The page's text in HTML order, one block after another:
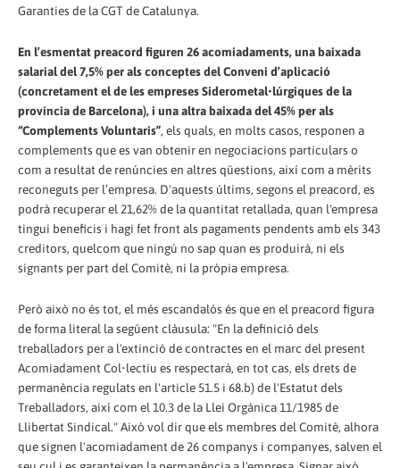
Garanties de la CGT de Catalunya.
En l’esmentat preacord figuren 26 acomiadaments, una baixada
salarial del 7,5% per als conceptes del Conveni d’aplicació
(concretament el de les empreses Siderometal•lúrgiques de la
província de Barcelona), i una altra baixada del 45% per als
“Complements Voluntaris”, els quals, en molts casos, responen a
complements que es van obtenir en negociacions particulars o
com a resultat de renúncies en altres qüestions, així com a mèrits
reconeguts per l’empresa. D'aquests últims, segons el preacord, es
podrà recuperar el 21,62% de la quantitat retallada, quan l'empresa
tingui beneficis i hagi fet front als pagaments pendents amb els 343
creditors, quelcom que ningú no sap quan es produirà, ni els
signants per part del Comitè, ni la pròpia empresa.
Però això no és tot, el més escandalós és que en el preacord figura
de forma literal la següent clàusula: "En la definició dels
treballadors per a l'extinció de contractes en el marc del present
Acomiadament Col•lectiu es respectarà, en tot cas, els drets de
permanència regulats en l'article 51.5 i 68.b) de l'Estatut dels
Treballadors, així com el 10.3 de la Llei Orgànica 11/1985 de
Llibertat Sindical." Això vol dir que els membres del Comitè, alhora
que signen l'acomiadament de 26 companys i companyes, salven el